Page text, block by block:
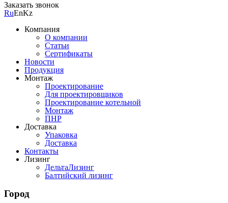
Заказать звонок
RuEnKz
Компания
О компании
Статьи
Сертификаты
Новости
Продукция
Монтаж
Проектирование
Для проектировщиков
Проектирование котельной
Монтаж
ПНР
Доставка
Упаковка
Доставка
Контакты
Лизинг
ДельтаЛизинг
Балтийский лизинг
Город